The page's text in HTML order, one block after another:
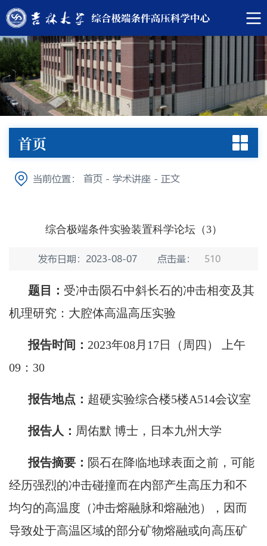
首页
当前位置： 首页 - 学术讲座 - 正文
综合极端条件实验装置科学论坛（3）
发布日期：2023-08-07 点击量： 510
题目： 受冲击陨石中斜长石的冲击相变及其
机理研究：大腔体高温高压实验
报告时间： 2023年08月17日（周四） 上午
09：30
报告地点： 超硬实验综合楼5楼A514会议室
报告人： 周佑默 博士，日本九州大学
报告摘要： 陨石在降临地球表面之前，可能
经历强烈的冲击碰撞而在内部产生高压力和不
均匀的高温度（冲击熔融脉和熔融池），因而
导致处于高温区域的部分矿物熔融或向高压矿